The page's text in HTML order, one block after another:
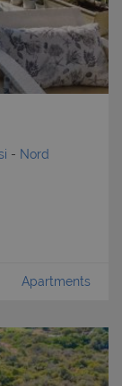
- Nord
Apartments